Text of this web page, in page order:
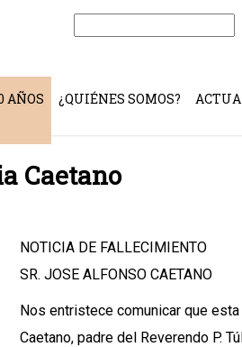
Buscar:
AÑOS ¿QUIÉNES SOMOS?
Caetano
NOTICIA DE FALLECIMIENTO
SR. JOSE ALFONSO CAETANO
Nos entristece comunicar que
Caetano, padre del Reverendo P.